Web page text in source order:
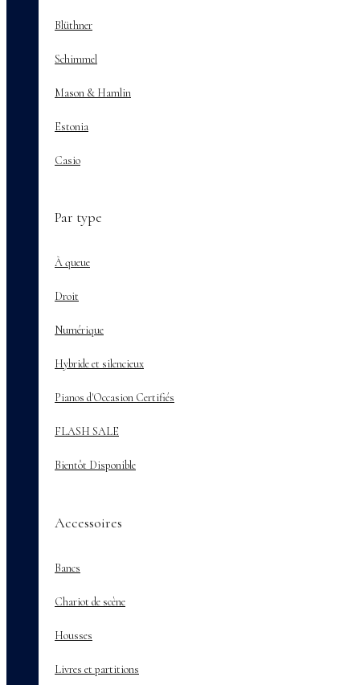
Blüthner
Schimmel
Mason & Hamlin
Estonia
Casio
Par type
À queue
Droit
Numérique
Hybride et silencieux
Pianos d'Occasion Certifiés
FLASH SALE
Bientôt Disponible
Accessoires
Bancs
Chariot de scène
Housses
Livres et partitions